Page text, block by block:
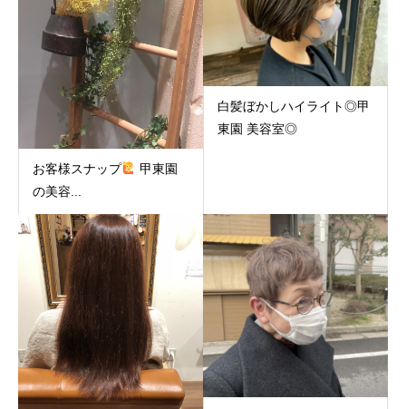
お客様スナップ
甲東園
の美容...
白髪ぼかしハイライト◎甲
東園 美容室◎